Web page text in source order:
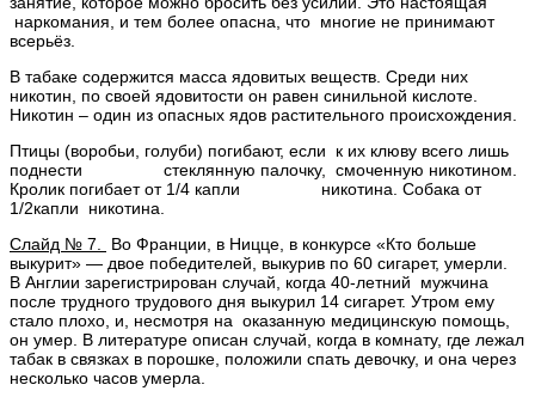
наркомания, и тем более опасна, что многие не принимают
всерьёз.
В табаке содержится масса ядовитых веществ. Среди них
никотин, по своей ядовитости он равен синильной кислоте.
Никотин – один из опасных ядов растительного происхождения.
Птицы (воробьи, голуби) погибают, если к их клюву всего лишь
поднести стеклянную палочку, смоченную никотином.
Кролик погибает от 1/4 капли никотина. Собака от
1/2капли никотина.
Слайд № 7.
Во Франции, в Ницце, в конкурсе «Кто больше
выкурит» — двое победителей, выкурив по 60 сигарет, умерли.
В Англии зарегистрирован случай, когда 40-летний мужчина
после трудного трудового дня выкурил 14 сигарет. Утром ему
стало плохо, и, несмотря на оказанную медицинскую помощь,
он умер. В литературе описан случай, когда в комнату, где лежал
табак в связках в порошке, положили спать девочку, и она через
несколько часов умерла.